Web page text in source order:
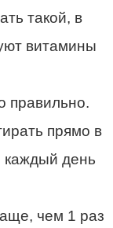
такой, в
витамины
правильно.
прямо в
каждый день
чем 1 раз